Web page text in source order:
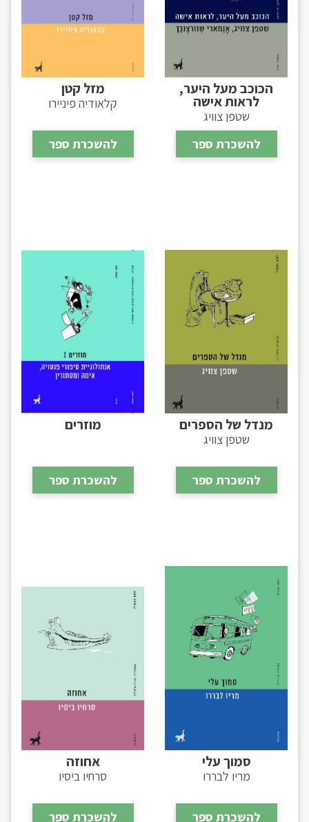
הכוכב מעל היער,
לראות אישה
שטפן צוויג
להשכרת ספר
מזל קטן
קלאודיה פיניירו
להשכרת ספר
מנדל של הספרים
שטפן צוויג
להשכרת ספר
מוזרים
להשכרת ספר
סמוך עלי
מריו לבררו
להשכרת ספר
אחוזה
סרחיו ביסיו
להשכרת ספר